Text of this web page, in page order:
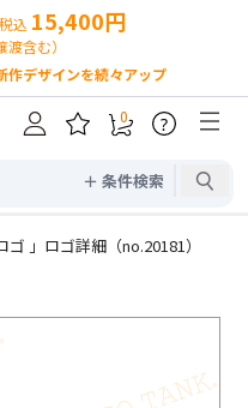
込 15,400円
含む）
作デザインを続々アップ
＋ 条件検索
0 ?
」ロゴ詳細（no.20181）